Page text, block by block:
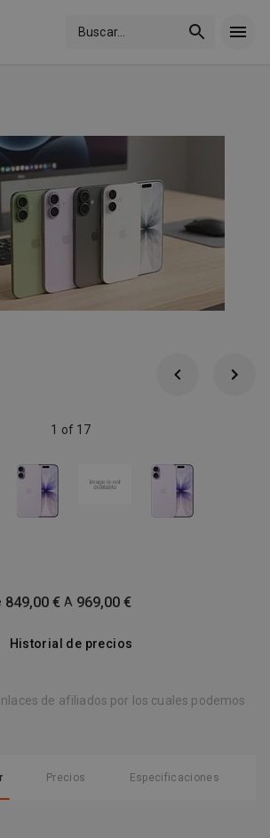
Buscar...
1 of 17
849,00 € A 969,00 €
Historial de precios
de afiliados por los cuales podemos
Precios Especificaciones